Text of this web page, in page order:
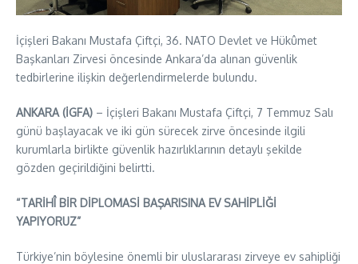
İçişleri Bakanı Mustafa Çiftçi, 36. NATO Devlet ve Hükûmet
Başkanları Zirvesi öncesinde Ankara’da alınan güvenlik
tedbirlerine ilişkin değerlendirmelerde bulundu.
ANKARA (İGFA) – İçişleri Bakanı Mustafa Çiftçi, 7 Temmuz Salı
günü başlayacak ve iki gün sürecek zirve öncesinde ilgili
kurumlarla birlikte güvenlik hazırlıklarının detaylı şekilde
gözden geçirildiğini belirtti.
“TARİHÎ BİR DİPLOMASİ BAŞARISINA EV SAHİPLİĞİ
YAPIYORUZ”
Türkiye’nin böylesine önemli bir uluslararası zirveye ev sahipliği